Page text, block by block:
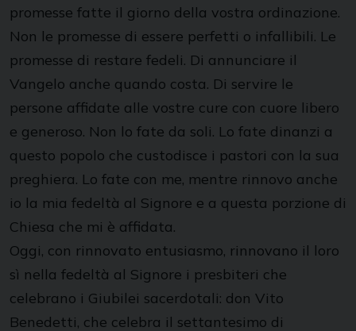
promesse fatte il giorno della vostra ordinazione.
Non le promesse di essere perfetti o infallibili. Le
promesse di restare fedeli. Di annunciare il
Vangelo anche quando costa. Di servire le
persone affidate alle vostre cure con cuore libero
e generoso. Non lo fate da soli. Lo fate dinanzi a
questo popolo che custodisce i pastori con la sua
preghiera. Lo fate con me, mentre rinnovo anche
io la mia fedeltà al Signore e a questa porzione di
Chiesa che mi è affidata.
Oggi, con rinnovato entusiasmo, rinnovano il loro
sì nella fedeltà al Signore i presbiteri che
celebrano i Giubilei sacerdotali: don Vito
Benedetti, che celebra il settantesimo di